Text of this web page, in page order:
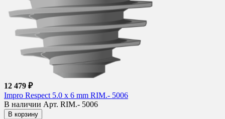
12 479 ₽
Impro Respect 5.0 x 6 mm RIM.- 5006
В наличии Арт. RIM.- 5006
В корзину